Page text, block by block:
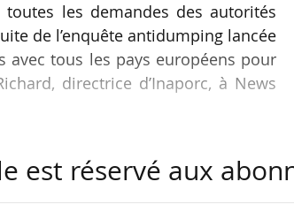
les demandes des autorités
de l’enquête antidumping lancée
avec tous les pays européens pour
directrice d’Inaporc, à News
et au MPB également. Il n’y
depuis le début de l’année en
et au fait que la consommation
est réservé aux